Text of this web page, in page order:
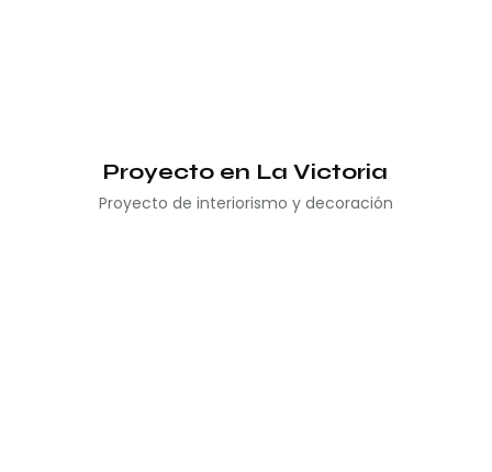
Proyecto en La Victoria
Proyecto de interiorismo y decoración